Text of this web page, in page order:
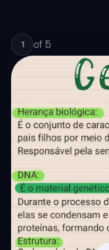
1 of 5